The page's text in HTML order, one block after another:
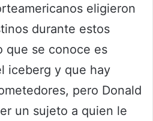
eligieron
durante estos
que se conoce es
iceberg y que hay
pero Donald
un sujeto a quien le